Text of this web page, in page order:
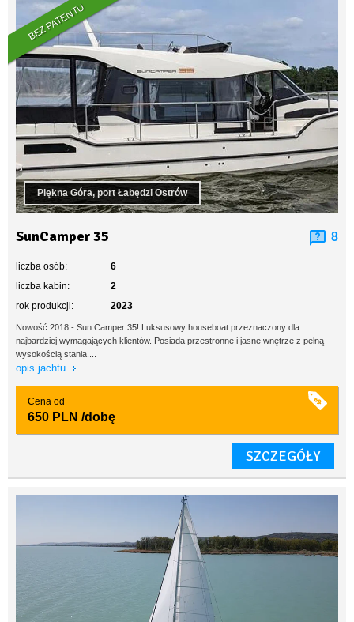
BEZ PATENTU
Piękna Góra, port Łabędzi Ostrów
SunCamper 35 8
liczba osób:
6
liczba kabin:
2
rok produkcji:
2023
Nowość 2018 - Sun Camper 35! Luksusowy houseboat przeznaczony dla
najbardziej wymagających klientów. Posiada przestronne i jasne wnętrze z pełną
wysokością stania....
opis jachtu
Cena od
650 PLN /dobę
SZCZEGÓŁY